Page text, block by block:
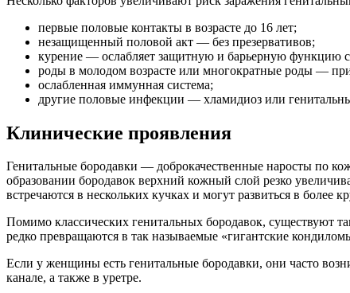
первые половые контакты в возрасте до 16 лет;
незащищенный половой акт — без презервативов;
курение — ослабляет защитную и барьерную функцию
роды в молодом возрасте или многократные роды —
ослабленная иммунная система;
другие половые инфекции — хламидиоз или
Клинические проявления
Генитальные бородавки — доброкачественные наросты по
образовании бородавок верхний кожный слой резко
встречаются в нескольких кучках и могут развиться в
Помимо классических генитальных бородавок, существуют
редко превращаются в так называемые «гигантские
Если у женщины есть генитальные бородавки, они часто
канале, а также в уретре.